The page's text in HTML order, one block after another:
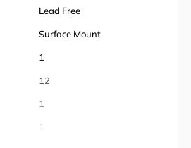
Lead Free
Surface Mount
1
12
1
1